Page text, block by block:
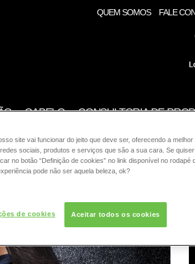
QUEM SOMOS FALE
CABELO CONSULTORIA DE
site vai funcionar do jeito que deve ser, oferecendo a
sociais, produtos e serviços que são a sua cara. Se
no botão “Definição de cookies” no link disponível no rodapé
pode não ser aquela beleza, ok?
de cookies Aceitar todos os cookies